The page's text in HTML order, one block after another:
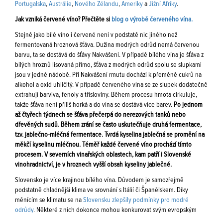
Portugalska, Austrálie, Nového Zélandu, Ameriky a Jižní Afriky.
Jak vzniká červené víno? Přečtěte si blog o výrobě červeného vína.
Stejně jako bílé víno i červené není v podstatě nic jiného než
fermentovaná hroznová šťáva. Dužina modrých odrůd nemá červenou
barvu, ta se dostává do šťávy Nakvášení. V případě bílého vína je šťáva z
bílých hroznů lisovaná přímo, šťáva z modrých odrůd spolu se slupkami
jsou v jedné nádobě. Při Nakvášení rmutu dochází k přeměně cukrů na
alkohol a oxid uhličitý. V případě červeného vína se ze slupek dodatečně
extrahují barviva, fenoly a třísloviny. Během procesu hmota cirkuluje,
takže šťáva není příliš horká a do vína se dostává více barev. Po jednom
až čtyřech týdnech se šťáva přečerpá do nerezových tanků nebo
dřevěných sudů. Během zrání se často uskutečňuje druhá fermentace,
tzv. jablečno-mléčná fermentace. Tvrdá kyselina jablečná se promění na
měkčí kyselinu mléčnou. Téměř každé červené víno prochází tímto
procesem. V severních vinařských oblastech, kam patří i Slovenské
vinohradnictví, je v hroznech vyšší obsah kyseliny jablečné.
Slovensko je více krajinou bílého vína. Důvodem je samozřejmě
podstatně chladnější klima ve srovnání s Itálií či Španělskem. Díky
měnícím se klimatu se na Slovensku zlepšily podmínky pro modré
odrůdy. Některé z nich dokonce mohou konkurovat svým evropským